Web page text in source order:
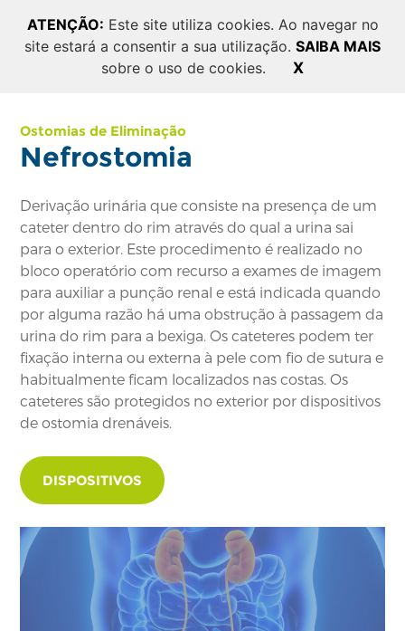
ATENÇÃO: Este site utiliza cookies. Ao navegar no
site estará a consentir a sua utilização. SAIBA MAIS
sobre o uso de cookies.
X
1146 Table 'appostomia_prod_v2.pages' doesn't exist
Ostomias de Eliminação
Nefrostomia
Derivação urinária que consiste na presença de um
cateter dentro do rim através do qual a urina sai
para o exterior. Este procedimento é realizado no
bloco operatório com recurso a exames de imagem
para auxiliar a punção renal e está indicada quando
por alguma razão há uma obstrução à passagem da
urina do rim para a bexiga. Os cateteres podem ter
fixação interna ou externa à pele com fio de sutura e
habitualmente ficam localizados nas costas. Os
cateteres são protegidos no exterior por dispositivos
de ostomia drenáveis.
DISPOSITIVOS